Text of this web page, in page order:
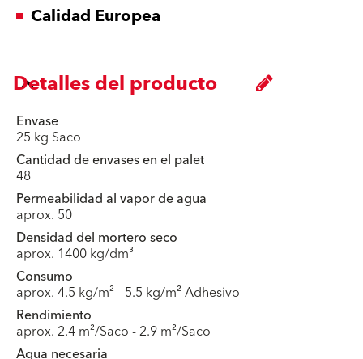
Calidad Europea
Detalles del producto
Envase
25 kg Saco
Cantidad de envases en el palet
48
Permeabilidad al vapor de agua
aprox. 50
Densidad del mortero seco
aprox. 1400 kg/dm³
Consumo
aprox. 4.5 kg/m² - 5.5 kg/m² Adhesivo
Rendimiento
aprox. 2.4 m²/Saco - 2.9 m²/Saco
Agua necesaria